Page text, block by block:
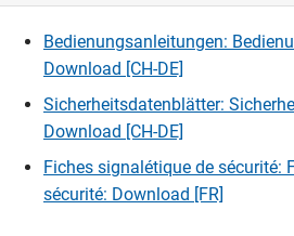
Bedienungsanleitungen:
Download [CH-DE]
Sicherheitsdatenblätter:
Download [CH-DE]
Fiches signalétique de sécurité:
sécurité: Download [FR]